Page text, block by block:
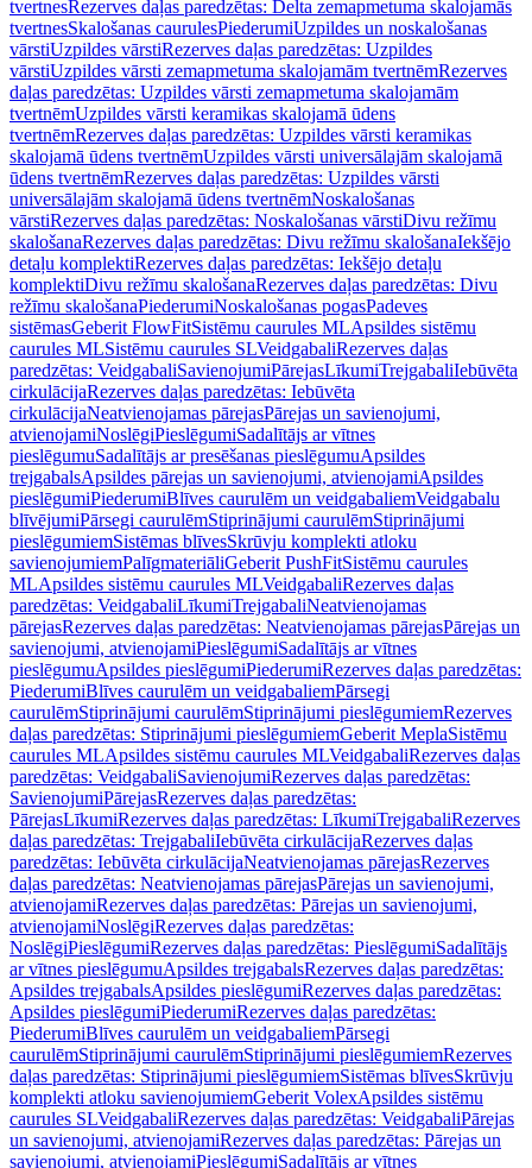
tvertnesRezerves daļas paredzētas: Delta zemapmetuma skalojamās
tvertnesSkalošanas caurulesPiederumiUzpildes un noskalošanas
vārstiUzpildes vārstiRezerves daļas paredzētas: Uzpildes
vārstiUzpildes vārsti zemapmetuma skalojamām tvertnēmRezerves
daļas paredzētas: Uzpildes vārsti zemapmetuma skalojamām
tvertnēmUzpildes vārsti keramikas skalojamā ūdens
tvertnēmRezerves daļas paredzētas: Uzpildes vārsti keramikas
skalojamā ūdens tvertnēmUzpildes vārsti universālajām skalojamā
ūdens tvertnēmRezerves daļas paredzētas: Uzpildes vārsti
universālajām skalojamā ūdens tvertnēmNoskalošanas
vārstiRezerves daļas paredzētas: Noskalošanas vārstiDivu režīmu
skalošanaRezerves daļas paredzētas: Divu režīmu skalošanaIekšējo
detaļu komplektiRezerves daļas paredzētas: Iekšējo detaļu
komplektiDivu režīmu skalošanaRezerves daļas paredzētas: Divu
režīmu skalošanaPiederumiNoskalošanas pogasPadeves
sistēmasGeberit FlowFitSistēmu caurules MLApsildes sistēmu
caurules MLSistēmu caurules SLVeidgabaliRezerves daļas
paredzētas: VeidgabaliSavienojumiPārejasLīkumiTrejgabaliIebūvēta
cirkulācijaRezerves daļas paredzētas: Iebūvēta
cirkulācijaNeatvienojamas pārejasPārejas un savienojumi,
atvienojamiNoslēgiPieslēgumiSadalītājs ar vītnes
pieslēgumuSadalītājs ar presēšanas pieslēgumuApsildes
trejgabalsApsildes pārejas un savienojumi, atvienojamiApsildes
pieslēgumiPiederumiBlīves caurulēm un veidgabaliemVeidgabalu
blīvējumiPārsegi caurulēmStiprinājumi caurulēmStiprinājumi
pieslēgumiemSistēmas blīvesSkrūvju komplekti atloku
savienojumiemPalīgmateriāliGeberit PushFitSistēmu caurules
MLApsildes sistēmu caurules MLVeidgabaliRezerves daļas
paredzētas: VeidgabaliLīkumiTrejgabaliNeatvienojamas
pārejasRezerves daļas paredzētas: Neatvienojamas pārejasPārejas un
savienojumi, atvienojamiPieslēgumiSadalītājs ar vītnes
pieslēgumuApsildes pieslēgumiPiederumiRezerves daļas paredzētas:
PiederumiBlīves caurulēm un veidgabaliemPārsegi
caurulēmStiprinājumi caurulēmStiprinājumi pieslēgumiemRezerves
daļas paredzētas: Stiprinājumi pieslēgumiemGeberit MeplaSistēmu
caurules MLApsildes sistēmu caurules MLVeidgabaliRezerves daļas
paredzētas: VeidgabaliSavienojumiRezerves daļas paredzētas:
SavienojumiPārejasRezerves daļas paredzētas:
PārejasLīkumiRezerves daļas paredzētas: LīkumiTrejgabaliRezerves
daļas paredzētas: TrejgabaliIebūvēta cirkulācijaRezerves daļas
paredzētas: Iebūvēta cirkulācijaNeatvienojamas pārejasRezerves
daļas paredzētas: Neatvienojamas pārejasPārejas un savienojumi,
atvienojamiRezerves daļas paredzētas: Pārejas un savienojumi,
atvienojamiNoslēgiRezerves daļas paredzētas:
NoslēgiPieslēgumiRezerves daļas paredzētas: PieslēgumiSadalītājs
ar vītnes pieslēgumuApsildes trejgabalsRezerves daļas paredzētas:
Apsildes trejgabalsApsildes pieslēgumiRezerves daļas paredzētas:
Apsildes pieslēgumiPiederumiRezerves daļas paredzētas:
PiederumiBlīves caurulēm un veidgabaliemPārsegi
caurulēmStiprinājumi caurulēmStiprinājumi pieslēgumiemRezerves
daļas paredzētas: Stiprinājumi pieslēgumiemSistēmas blīvesSkrūvju
komplekti atloku savienojumiemGeberit VolexApsildes sistēmu
caurules SLVeidgabaliRezerves daļas paredzētas: VeidgabaliPārejas
un savienojumi, atvienojamiRezerves daļas paredzētas: Pārejas un
savienojumi, atvienojamiPieslēgumiSadalītājs ar vītnes